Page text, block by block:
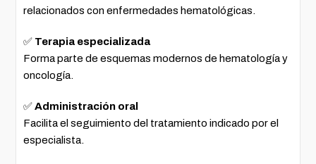
relacionados con enfermedades hematológicas.
✅ Terapia especializada
Forma parte de esquemas modernos de hematología y
oncología.
✅Administración oral
Facilita el seguimiento del tratamiento indicado por el
especialista.